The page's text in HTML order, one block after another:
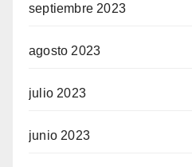
septiembre 2023
agosto 2023
julio 2023
junio 2023